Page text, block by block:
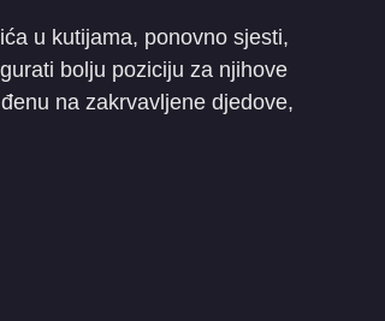
u kutijama, ponovno sjesti,
bolju poziciju za njihove
na zakrvavljene djedove,